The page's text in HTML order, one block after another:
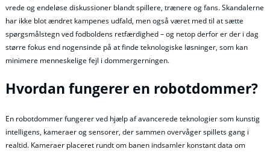
vrede og endeløse diskussioner blandt spillere, trænere og fans. Skandalerne
har ikke blot ændret kampenes udfald, men også været med til at sætte
spørgsmålstegn ved fodboldens retfærdighed – og netop derfor er der i dag
større fokus end nogensinde på at finde teknologiske løsninger, som kan
minimere menneskelige fejl i dommergerningen.
Hvordan fungerer en robotdommer?
En robotdommer fungerer ved hjælp af avancerede teknologier som kunstig
intelligens, kameraer og sensorer, der sammen overvåger spillets gang i
realtid. Kameraer placeret rundt om banen indsamler konstant data om